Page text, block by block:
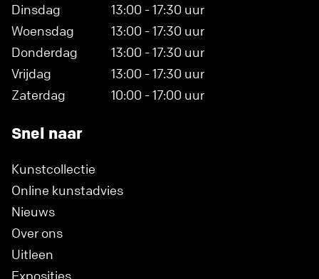
Dinsdag
13:00 - 17:30 uur
Woensdag
13:00 - 17:30 uur
Donderdag
13:00 - 17:30 uur
Vrijdag
13:00 - 17:30 uur
Zaterdag
10:00 - 17:00 uur
Snel naar
Kunstcollectie
Online kunstadvies
Nieuws
Over ons
Uitleen
Exposities